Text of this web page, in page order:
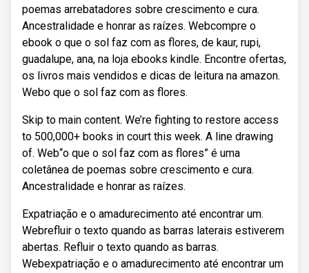
poemas arrebatadores sobre crescimento e cura.
Ancestralidade e honrar as raízes. Webcompre o
ebook o que o sol faz com as flores, de kaur, rupi,
guadalupe, ana, na loja ebooks kindle. Encontre ofertas,
os livros mais vendidos e dicas de leitura na amazon.
Webo que o sol faz com as flores.
Skip to main content. We’re fighting to restore access
to 500,000+ books in court this week. A line drawing
of. Web“o que o sol faz com as flores” é uma
coletânea de poemas sobre crescimento e cura.
Ancestralidade e honrar as raízes.
Expatriação e o amadurecimento até encontrar um.
Webrefluir o texto quando as barras laterais estiverem
abertas. Refluir o texto quando as barras.
Webexpatriação e o amadurecimento até encontrar um